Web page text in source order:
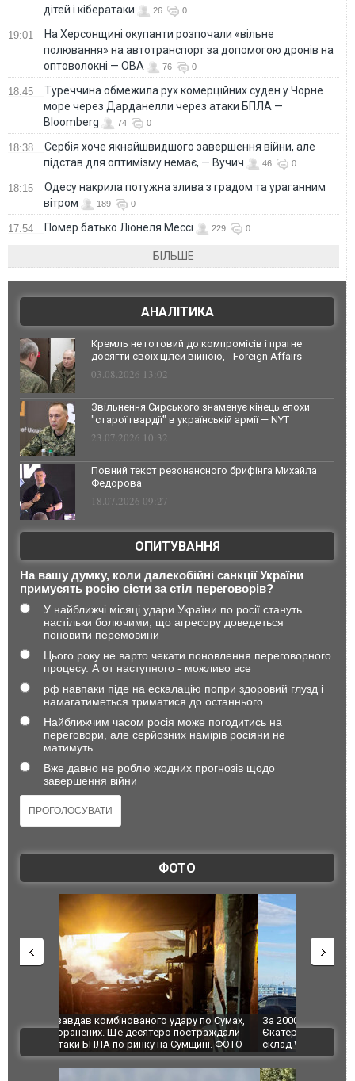
дітей і кібератаки
26 0
19:01
На Херсонщині окупанти розпочали «вільне
полювання» на автотранспорт за допомогою дронів на
оптоволокні — ОВА
76 0
18:45
Туреччина обмежила рух комерційних суден у Чорне
море через Дарданелли через атаки БПЛА —
Bloomberg
74 0
18:38
Сербія хоче якнайшвидшого завершення війни, але
підстав для оптимізму немає, — Вучич
46 0
18:15
Одесу накрила потужна злива з градом та ураганним
вітром
189 0
17:54 Помер батько Ліонеля Мессі 229 0
БІЛЬШЕ
АНАЛІТИКА
Кремль не готовий до компромісів і прагне
досягти своїх цілей війною, - Foreign Affairs
03.08.2026 13:02
Звільнення Сирського знаменує кінець епохи
"старої гвардії" в українській армії — NYT
23.07.2026 10:32
Повний текст резонансного брифінга Михайла
Федорова
18.07.2026 09:27
ОПИТУВАННЯ
На вашу думку, коли далекобійні санкції України
примусять росію сісти за стіл переговорів?
У найближчі місяці удари України по росії стануть
настільки болючими, що агресору доведеться
поновити перемовини
Цього року не варто чекати поновлення переговорного
процесу. А от наступного - можливо все
рф навпаки піде на ескалацію попри здоровий глузд і
намагатиметься триматися до останнього
Найближчим часом росія може погодитись на
переговори, але серйозних намірів росіяни не
матимуть
Вже давно не роблю жодних прогнозів щодо
завершення війни
ФОТО
За 2000 кілометрів від кордону з Україною: в
Єкатеринбурзі після атаки дронів загорівся
склад Wildberries. ФОТО. ВІДЕО
"Мої
ВІДЕО